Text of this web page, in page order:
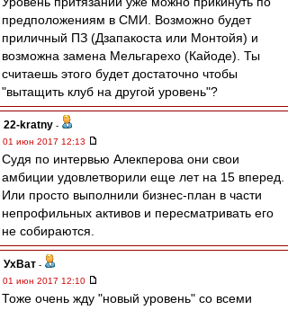
предположениям в СМИ. Возможно будет
приличный ПЗ (Дзапакоста или Монтойя) и
возможна замена Мельгарехо (Кайоде). Ты
считаешь этого будет достаточно чтобы
"вытащить клуб на другой уровень"?
22-kratny -
01 июн 2017 12:13
Судя по интервью Алекперова они свои
амбиции удовлетворили еще лет на 15 вперед.
Или просто выполнили бизнес-план в части
непрофильных активов и пересматривать его
не собираются.
УхВат -
01 июн 2017 12:10
Тоже очень жду "новый уровень" со всеми